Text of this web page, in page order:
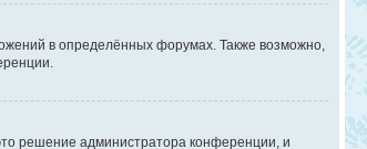
в определённых форумах. Также возможно,
решение администратора конференции, и